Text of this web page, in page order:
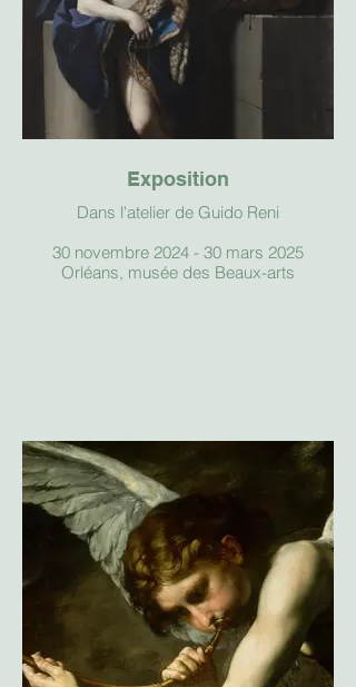
Exposition
Dans l'atelier de Guido Reni
30 novembre 2024 - 30 mars 2025
Orléans, musée des Beaux-arts